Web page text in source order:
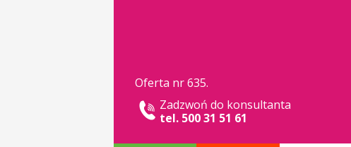
Oferta nr 635.
Zadzwoń do konsultanta
tel. 500 31 51 61